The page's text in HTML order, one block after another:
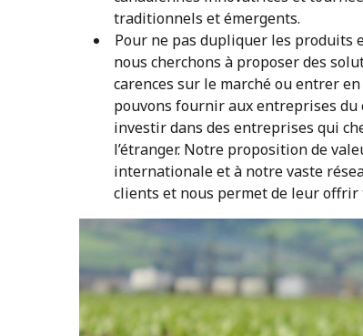
traditionnels et émergents.
Pour ne pas dupliquer les produits
nous cherchons à proposer des
carences sur le marché ou entrer
pouvons fournir aux entreprises du
investir dans des entreprises qui
l’étranger. Notre proposition de
internationale et à notre vaste
clients et nous permet de leur offrir